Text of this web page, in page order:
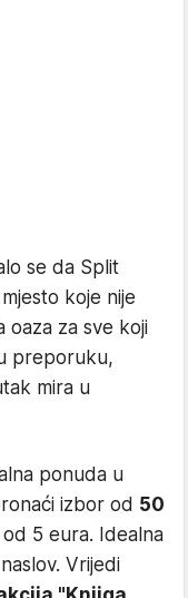
se da Split
koje nije
oaza za sve koji
preporuku,
mira u
ponuda u
izbor od 50
5 eura. Idealna
Vrijedi